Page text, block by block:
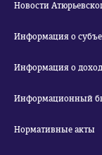
Новости
Информация о
Информация о
Информационный
Нормативные акты